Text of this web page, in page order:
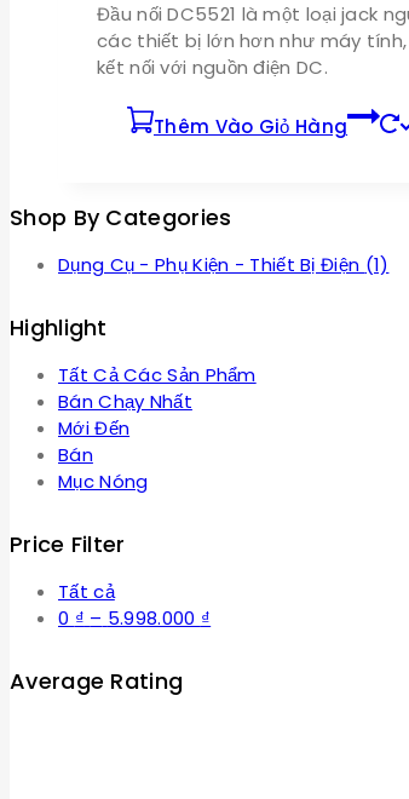
Đầu nối DC5521 là một loại jack
các thiết bị lớn hơn như máy
kết nối với nguồn điện DC.
Thêm Vào Giỏ Hàng
Shop By Categories
Dụng Cụ - Phụ Kiện - Thiết Bị Điện (1)
Highlight
Tất Cả Các Sản Phẩm
Bán Chạy Nhất
Mới Đến
Bán
Mục Nóng
Price Filter
Tất cả
0 ₫ – 5.998.000 ₫
Average Rating